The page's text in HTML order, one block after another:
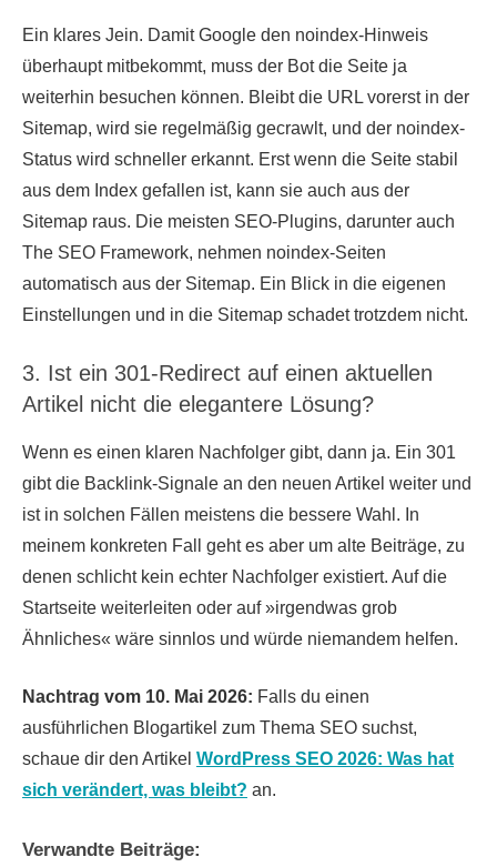
Ein klares Jein. Damit Google den noindex-Hinweis
überhaupt mitbekommt, muss der Bot die Seite ja
weiterhin besuchen können. Bleibt die URL vorerst in der
Sitemap, wird sie regelmäßig gecrawlt, und der noindex-
Status wird schneller erkannt. Erst wenn die Seite stabil
aus dem Index gefallen ist, kann sie auch aus der
Sitemap raus. Die meisten SEO-Plugins, darunter auch
The SEO Framework, nehmen noindex-Seiten
automatisch aus der Sitemap. Ein Blick in die eigenen
Einstellungen und in die Sitemap schadet trotzdem nicht.
3. Ist ein 301-Redirect auf einen aktuellen
Artikel nicht die elegantere Lösung?
Wenn es einen klaren Nachfolger gibt, dann ja. Ein 301
gibt die Backlink-Signale an den neuen Artikel weiter und
ist in solchen Fällen meistens die bessere Wahl. In
meinem konkreten Fall geht es aber um alte Beiträge, zu
denen schlicht kein echter Nachfolger existiert. Auf die
Startseite weiterleiten oder auf »irgendwas grob
Ähnliches« wäre sinnlos und würde niemandem helfen.
Nachtrag vom 10. Mai 2026: Falls du einen
ausführlichen Blogartikel zum Thema SEO suchst,
schaue dir den Artikel WordPress SEO 2026: Was hat
sich verändert, was bleibt? an.
Verwandte Beiträge: